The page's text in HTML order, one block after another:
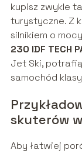
kupisz zwykle
turystyczne. Z
silnikiem o
230 IDF TECH
Jet Ski,
samochód
skuterów
Aby łatwiej